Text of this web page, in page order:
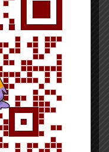
2 menit waktu baca
FMIPA